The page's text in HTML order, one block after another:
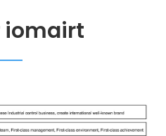
iomairt